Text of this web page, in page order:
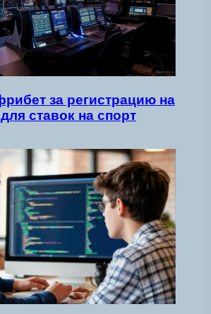
за регистрацию на
ставок на спорт